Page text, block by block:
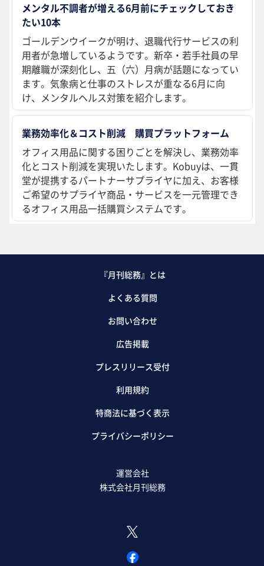
メンタル不調者が増える6月前にチェックしておき
たい10本
ゴールデンウイークが明け、退職代行サービスの利
用者が急増しているようです。新卒・若手社員の早
期離職が深刻化し、五（六）月病が話題になってい
ます。気象病と仕事のストレスが重なる6月に向
け、メンタルヘルス対策を紹介します。
業務効率化＆コスト削減 購買プラットフォーム
オフィス用品に関する困りごとを解決し、業務効率
化とコスト削減を実現いたします。Kobuyは、一貫
堂が提携するパートナーサプライヤに加え、お客様
ご希望のサプライヤ商品・サービスを一元管理でき
るオフィス用品一括購買システムです。
『月刊総務』とは
よくある質問
お問い合わせ
広告掲載
プレスリリース受付
利用規約
特商法に基づく表示
プライバシーポリシー
運営会社
株式会社月刊総務